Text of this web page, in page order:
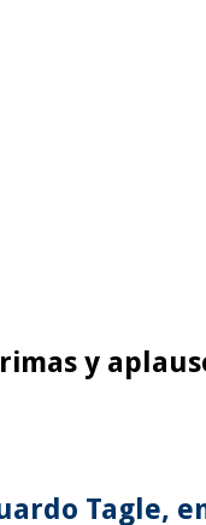
y
Tagle,